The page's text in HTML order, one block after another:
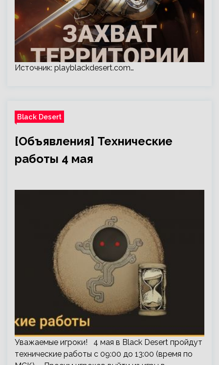
Источник: playblackdesert.com…
Black Desert
[Объявления] Технические
работы 4 мая
Уважаемые игроки! 4 мая в Black Desert пройдут
технические работы с 09:00 до 13:00 (время по